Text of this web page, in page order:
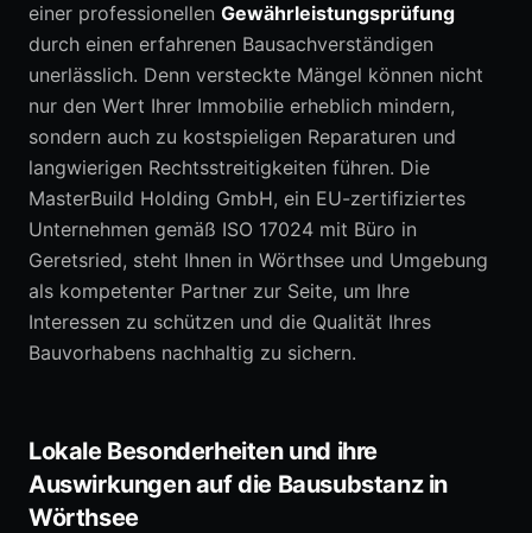
einer professionellen Gewährleistungsprüfung
durch einen erfahrenen Bausachverständigen
unerlässlich. Denn versteckte Mängel können nicht
nur den Wert Ihrer Immobilie erheblich mindern,
sondern auch zu kostspieligen Reparaturen und
langwierigen Rechtsstreitigkeiten führen. Die
MasterBuild Holding GmbH, ein EU-zertifiziertes
Unternehmen gemäß ISO 17024 mit Büro in
Geretsried, steht Ihnen in Wörthsee und Umgebung
als kompetenter Partner zur Seite, um Ihre
Interessen zu schützen und die Qualität Ihres
Bauvorhabens nachhaltig zu sichern.
Lokale Besonderheiten und ihre
Auswirkungen auf die Bausubstanz in
Wörthsee